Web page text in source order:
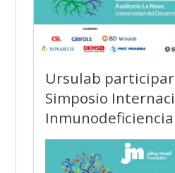
Ursulab
Simposio
Inmunodeficiencia